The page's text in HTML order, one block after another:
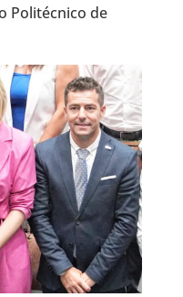
Politécnico de